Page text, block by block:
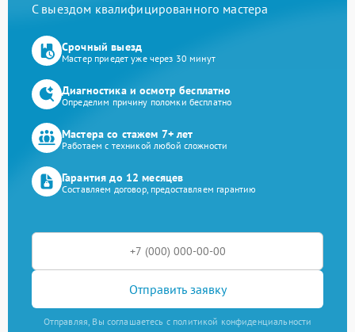
С выездом квалифицированного мастера
Срочный выезд
Мастер приедет уже через 30 минут
Диагностика и осмотр бесплатно
Определим причину поломки бесплатно
Мастера со стажем 7+ лет
Работаем с техникой любой сложности
Гарантия до 12 месяцев
Составляем договор, предоставляем гарантию
Отправить заявку
Отправляя, Вы соглашаетесь с политикой конфиденциальности